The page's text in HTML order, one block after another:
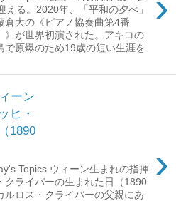
える。2020年、「平和の夕べ」
倉大の《ピアノ協奏曲第4番
》が世界初演された。アキコの
で原爆のため19歳の短い生涯を
ーン
ヒ・
1890
›
Topics ウィーン生まれの指揮
クライバーの生まれた日（1890
ルロス・クライバーの父親にあ